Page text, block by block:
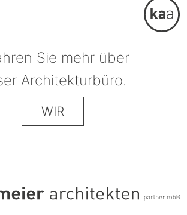
Sie mehr über
Architekturbüro.
WIR